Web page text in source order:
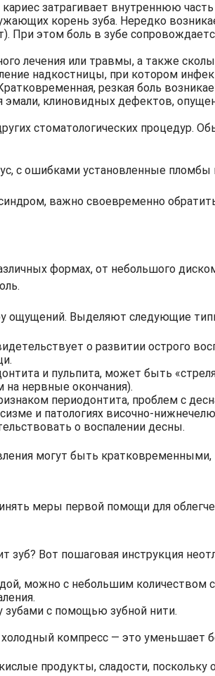
затрагивает внутреннюю
корень зуба. Нередко
При этом боль в зубе
лечения или травмы, а также
надкостницы, при котором
резкая боль
эмали, клиновидных дефектов,
стоматологических процедур.
с ошибками установленные пломбы
важно своевременно
формах, от небольшого
ощущений. Выделяют следующие
о развитии острого
и пульпита, может быть
на нервные окончания).
периодонтита, проблем с
и патологиях височно-
о воспалении десны.
могут быть
меры первой помощи для
зуб? Вот пошаговая инструкция
можно с небольшим количеством
с помощью зубной нити.
компресс — это уменьшает
продукты, сладости, поскольку